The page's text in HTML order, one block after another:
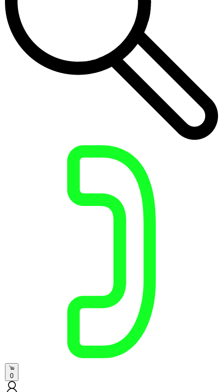
0